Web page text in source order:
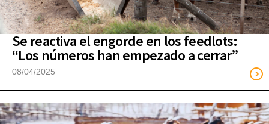
Se reactiva el engorde en los feedlots:
“Los números han empezado a cerrar”
08/04/2025